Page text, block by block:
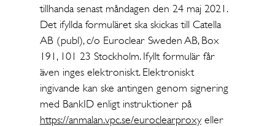
tillhanda senast måndagen den 24 maj 2021.
Det ifyllda formuläret ska skickas till Catella
AB (publ), c/o Euroclear Sweden AB, Box
191, 101 23 Stockholm. Ifyllt formulär får
även inges elektroniskt. Elektroniskt
ingivande kan ske antingen genom signering
med BankID enligt instruktioner på
https://anmalan.vpc.se/euroclearproxyeller